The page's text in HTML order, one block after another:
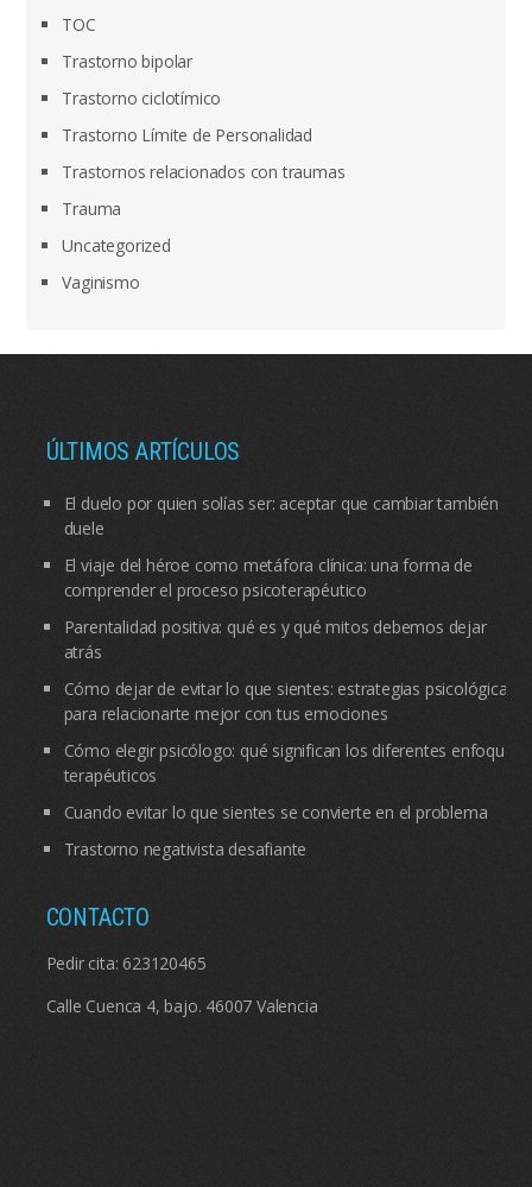
TOC
Trastorno bipolar
Trastorno ciclotímico
Trastorno Límite de Personalidad
Trastornos relacionados con traumas
Trauma
Uncategorized
Vaginismo
ÚLTIMOS ARTÍCULOS
El duelo por quien solías ser: aceptar que cambiar también
duele
El viaje del héroe como metáfora clínica: una forma de
comprender el proceso psicoterapéutico
Parentalidad positiva: qué es y qué mitos debemos dejar
atrás
Cómo dejar de evitar lo que sientes: estrategias psicológicas
para relacionarte mejor con tus emociones
Cómo elegir psicólogo: qué significan los diferentes enfoques
terapéuticos
Cuando evitar lo que sientes se convierte en el problema
Trastorno negativista desafiante
CONTACTO
Pedir cita: 623120465
Calle Cuenca 4, bajo. 46007 Valencia